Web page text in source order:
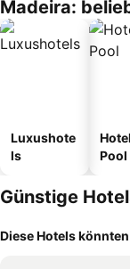
Madeira:
Luxushote
ls
Pool
Günstige
Diese Hotels